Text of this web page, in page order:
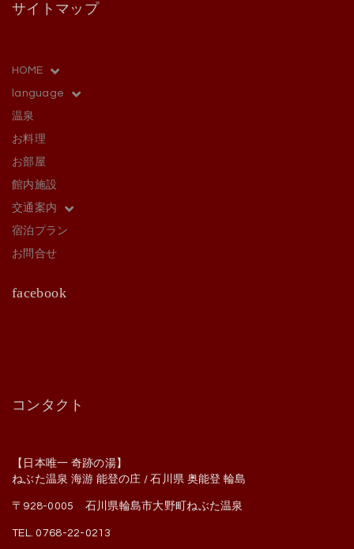
サイトマップ
HOME
language
温泉
お料理
お部屋
館内施設
交通案内
宿泊プラン
お問合せ
facebook
コンタクト
【日本唯一 奇跡の湯】
ねぶた温泉 海游 能登の庄 / 石川県 奥能登 輪島
〒928-0005 石川県輪島市大野町ねぶた温泉
TEL. 0768-22-0213